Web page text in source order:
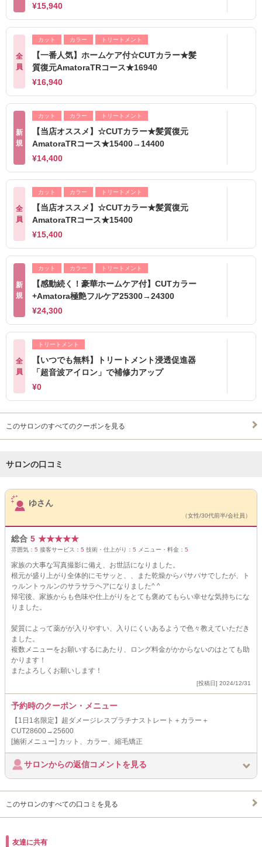
¥15,940
全
員
カット カラー トリートメント
【一番人気】ホームケア付☆CUTカラー★髪
質復元AmatoraTRコース★16940
¥16,940
新
規
カット カラー トリートメント
【当店オススメ】☆CUTカラー★髪質復元
AmatoraTRコース★15400→14400
¥14,400
全
員
カット カラー トリートメント
【当店オススメ】☆CUTカラー★髪質復元
AmatoraTRコース★15400
¥15,400
新
規
カット カラー トリートメント
【感動続く！豪華ホームケア付】CUTカラー
+Amatora極艶フルケア25300→24300
¥24,300
全
員
トリートメント
【いつでも無料】トリートメント浸透促進器
「超音波アイロン」で補修力アップ
¥0
このサロンのすべてのクーポンを見る
サロンの口コミ
サロンPick Up
ゆさん
（女性/30代前半/会社員）
総合 5 ★★★★★
雰囲気： 5 接客サービス： 5 技術・仕上がり： 5 メニュー・料金： 5
家族の大事な写真撮影に備え、お世話になりました。
根元が盛り上がり全体的にモサッと、、また乾燥からパサパサでしたが、ト
ゥルントゥルンのサラサラヘアになりました^ ^
帰宅後、家族からも色味や仕上がりをとても褒めてもらい幸せな気持ちにな
りました。
髪質によって薬がが入りやすい、入りにくいあるようで色々教えていただき
ました。
複数メニューをお願いするにあたり、ロング料金がかからないのはとても助
かります！
またよろしくお願いします！
[投稿日] 2024/12/31
予約時のクーポン・メニュー
【1日1名限定】超ダメージレスプラチナストレート＋カラー＋
CUT28600→25600
[施術メニュー] カット、カラー、縮毛矯正
サロンからの返信コメントを見る
このサロンのすべての口コミを見る
友達に共有